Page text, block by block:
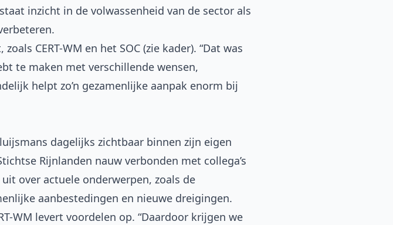
inzicht in de volwassenheid van de sector als
CERT-WM en het SOC (zie kader). “Dat was
te maken met verschillende wensen,
helpt zo’n gezamenlijke aanpak enorm bij
dagelijks zichtbaar binnen zijn eigen
Rijnlanden nauw verbonden met collega’s
over actuele onderwerpen, zoals de
aanbestedingen en nieuwe dreigingen.
WM levert voordelen op. “Daardoor krijgen we